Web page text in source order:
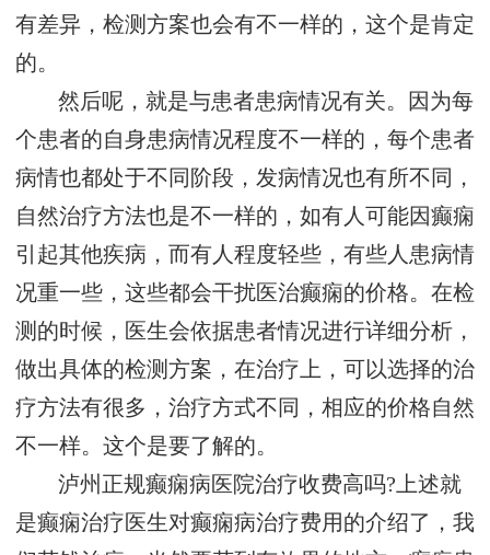
有差异，检测方案也会有不一样的，这个是肯定
的。
然后呢，就是与患者患病情况有关。因为每
个患者的自身患病情况程度不一样的，每个患者
病情也都处于不同阶段，发病情况也有所不同，
自然治疗方法也是不一样的，如有人可能因癫痫
引起其他疾病，而有人程度轻些，有些人患病情
况重一些，这些都会干扰医治癫痫的价格。在检
测的时候，医生会依据患者情况进行详细分析，
做出具体的检测方案，在治疗上，可以选择的治
疗方法有很多，治疗方式不同，相应的价格自然
不一样。这个是要了解的。
泸州正规癫痫病医院治疗收费高吗?上述就
是癫痫治疗医生对癫痫病治疗费用的介绍了，我